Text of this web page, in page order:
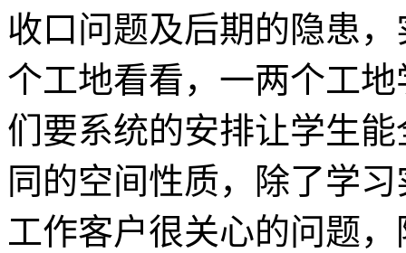
收口问题及后期的隐患
个工地看看，一两个工
们要系统的安排让学生
同的空间性质，除了学
工作客户很关心的问题